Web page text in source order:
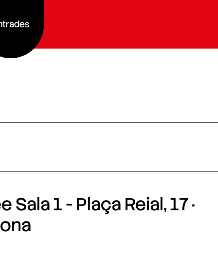
Sala 1 - Plaça Reial, 17 ·